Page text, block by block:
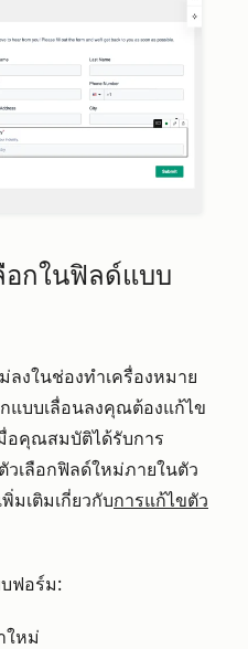
อกในฟิลด์แบบ
ลงในช่องทำเครื่องหมาย
แบบเลื่อนลงคุณต้องแก้ไข
อคุณสมบัติได้รับการ
เลือกฟิลด์ใหม่ภายในตัว
มเติมเกี่ยวกับการแก้ไขตัว
ฟอร์ม:
ใหม่